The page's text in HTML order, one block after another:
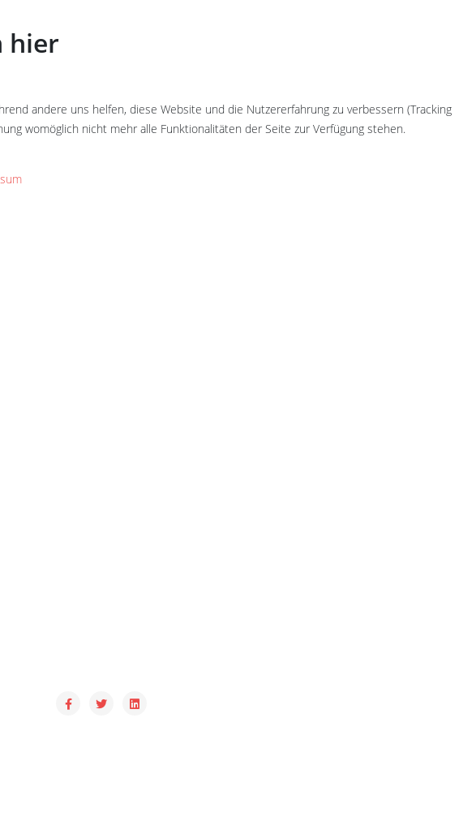
hier
andere uns helfen, diese Website und die Nutzererfahrung zu verbessern (Tracking
womöglich nicht mehr alle Funktionalitäten der Seite zur Verfügung stehen.